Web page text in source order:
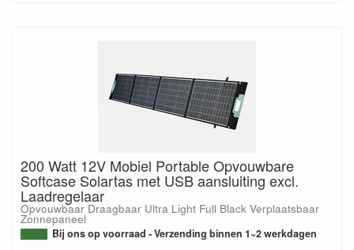
200 Watt 12V Mobiel Portable Opvouwbare
Softcase Solartas met USB aansluiting excl.
Laadregelaar
Opvouwbaar Draagbaar Ultra Light Full Black Verplaatsbaar
Zonnepaneel
Bij ons op voorraad - Verzending binnen 1~2 werkdagen